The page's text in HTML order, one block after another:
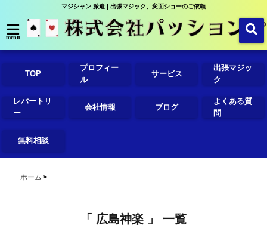
マジシャン 派遣 | 出張マジック、変面ショーのご依頼
menu
TOP
プロフィー
ル
サービス
出張マジッ
ク
レパートリ
ー
会社情報 ブログ
よくある質
問
無料相談
ホーム
「 広島神楽 」 一覧